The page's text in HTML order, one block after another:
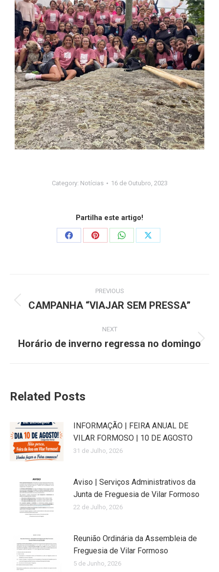
Category: Notícias 16 de Outubro, 2023
Partilha este artigo!
PREVIOUS
CAMPANHA “VIAJAR SEM PRESSA”
NEXT
Horário de inverno regressa no domingo
Related Posts
INFORMAÇÃO | FEIRA ANUAL DE
VILAR FORMOSO | 10 DE AGOSTO
31 de Julho, 2026
Aviso | Serviços Administrativos da
Junta de Freguesia de Vilar Formoso
22 de Julho, 2026
Reunião Ordinária da Assembleia de
Freguesia de Vilar Formoso
5 de Junho, 2026